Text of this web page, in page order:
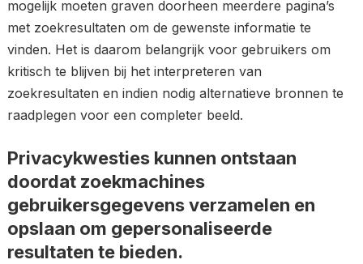
mogelijk moeten graven doorheen meerdere pagina’s
met zoekresultaten om de gewenste informatie te
vinden. Het is daarom belangrijk voor gebruikers om
kritisch te blijven bij het interpreteren van
zoekresultaten en indien nodig alternatieve bronnen te
raadplegen voor een completer beeld.
Privacykwesties kunnen ontstaan
doordat zoekmachines
gebruikersgegevens verzamelen en
opslaan om gepersonaliseerde
resultaten te bieden.